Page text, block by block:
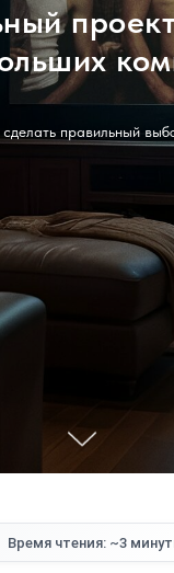
правильный
Время чтения: ~3